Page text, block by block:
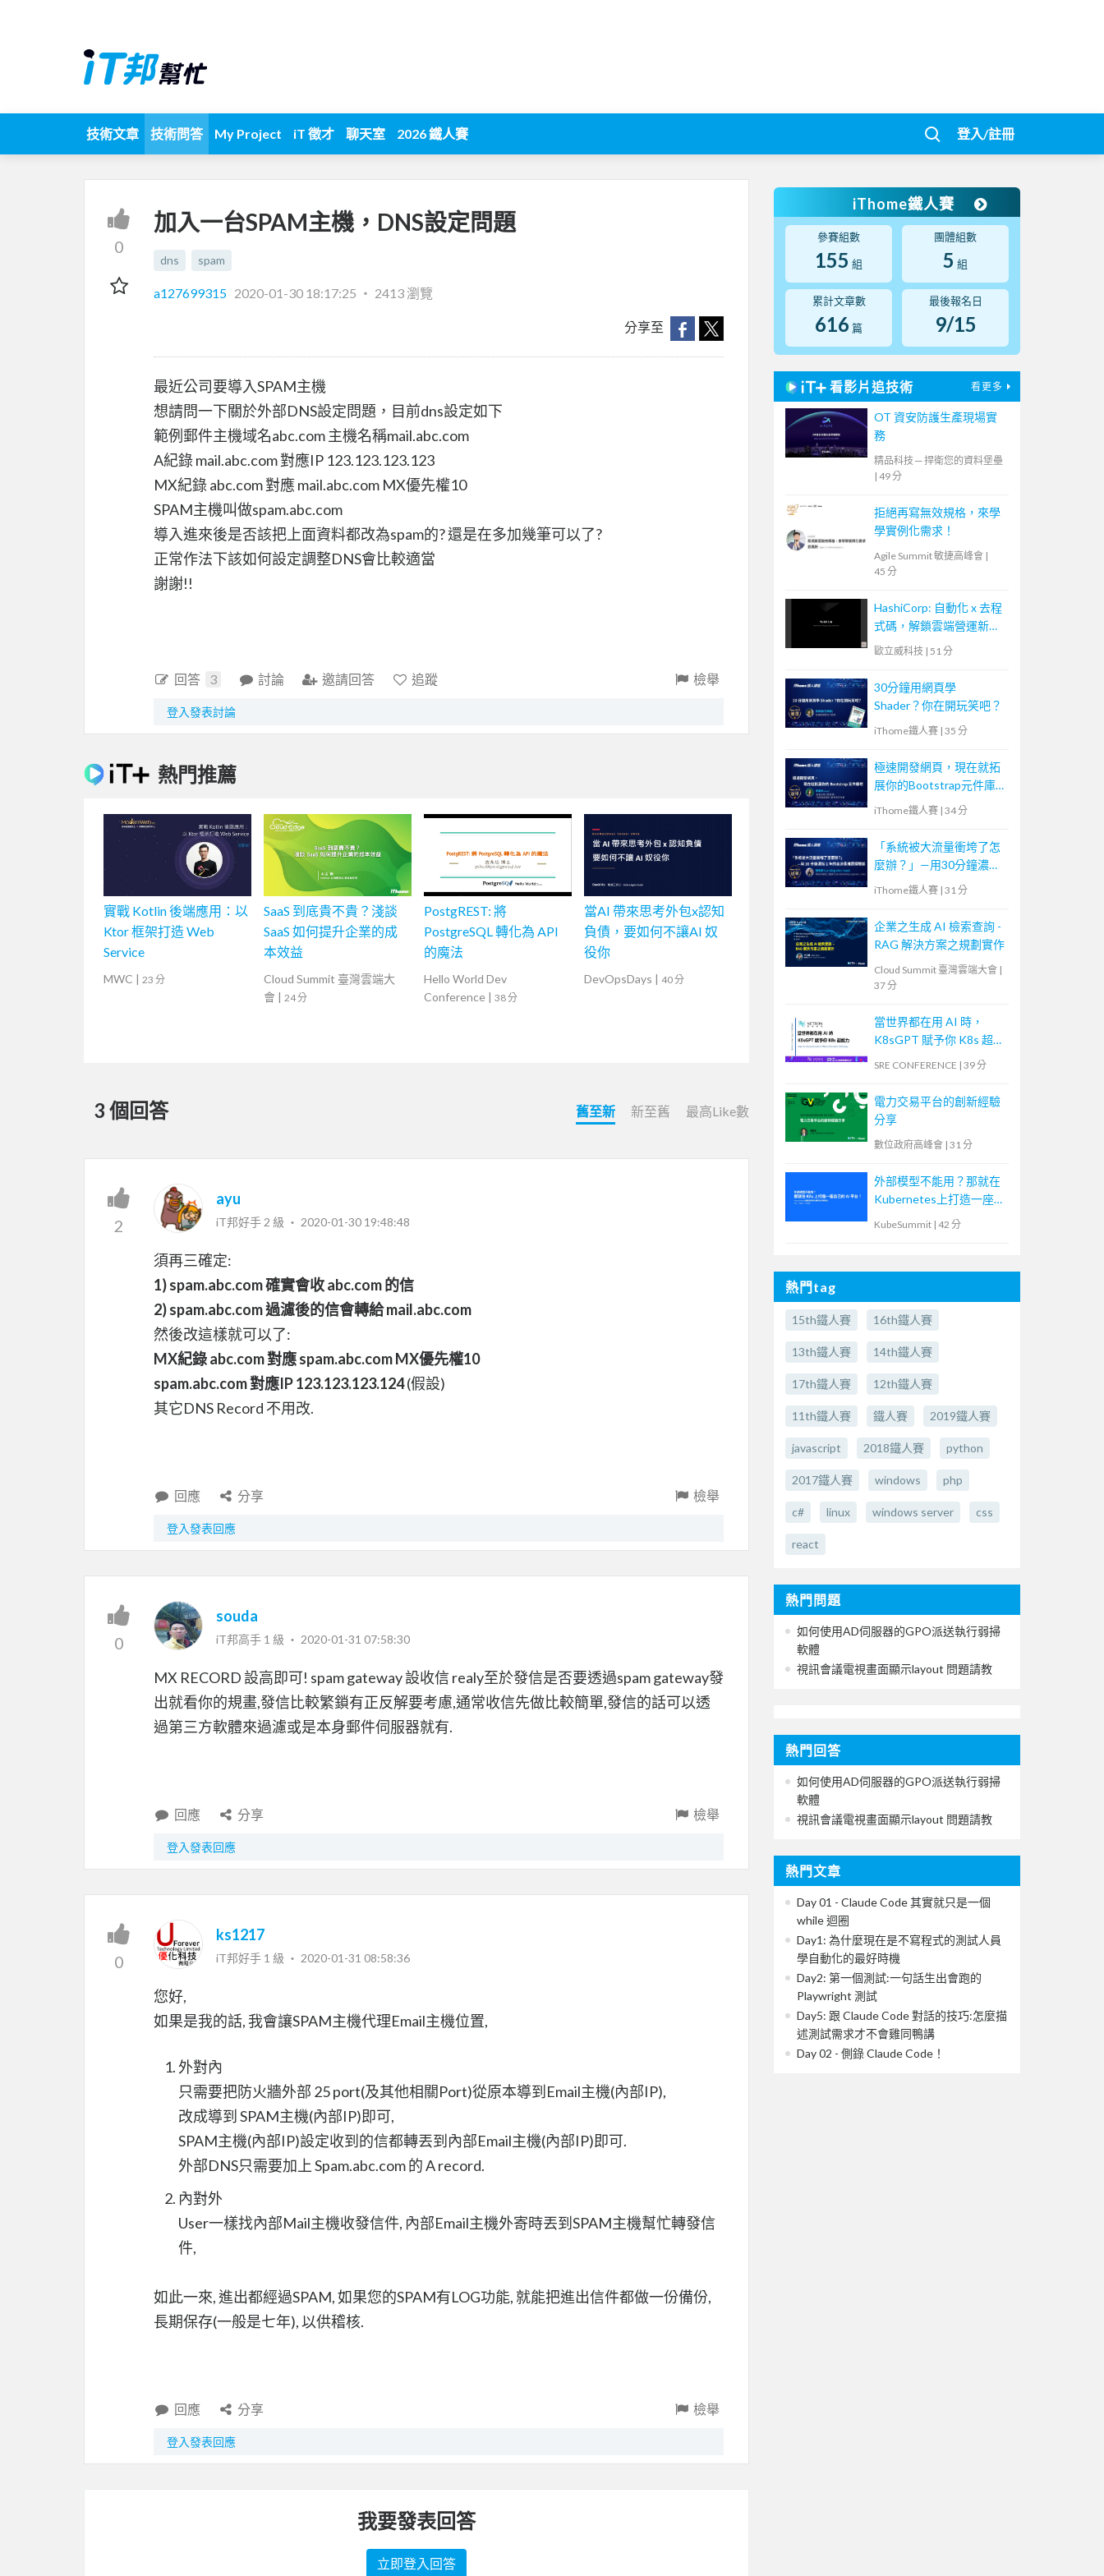
技術文章 技術問答 My Project iT 徵才 聊天室 2026 鐵人賽 登入/註冊
0
加入一台SPAM主機，DNS設定問題
dns spam
a127699315 2020-01-30 18:17:25 ‧ 2413 瀏覽
分享至
最近公司要導入SPAM主機
想請問一下關於外部DNS設定問題，目前dns設定如下
範例郵件主機域名abc.com 主機名稱mail.abc.com
A紀錄 mail.abc.com 對應IP 123.123.123.123
MX紀錄 abc.com 對應 mail.abc.com MX優先權10
SPAM主機叫做spam.abc.com
導入進來後是否該把上面資料都改為spam的? 還是在多加幾筆可以了?
正常作法下該如何設定調整DNS會比較適當
謝謝!!
回答 3 討論 邀請回答 追蹤 檢舉
登入發表討論
熱門推薦
實戰 Kotlin 後端應用：以
Ktor 框架打造 Web
Service
MWC | 23 分
SaaS 到底貴不貴？淺談
SaaS 如何提升企業的成
本效益
Cloud Summit 臺灣雲端大
會 | 24 分
PostgREST: 將
PostgreSQL 轉化為 API
的魔法
Hello World Dev
Conference | 38 分
當AI 帶來思考外包x認知
負債，要如何不讓AI 奴
役你
DevOpsDays | 40 分
3 個回答 舊至新 新至舊 最高Like數
2
ayu
iT邦好手 2 級 ‧ 2020-01-30 19:48:48
須再三確定:
1) spam.abc.com 確實會收 abc.com 的信
2) spam.abc.com 過濾後的信會轉給 mail.abc.com
然後改這樣就可以了:
MX紀錄 abc.com 對應 spam.abc.com MX優先權10
spam.abc.com 對應IP 123.123.123.124(假設)
其它DNS Record 不用改.
回應 分享 檢舉
登入發表回應
0
souda
iT邦高手 1 級 ‧ 2020-01-31 07:58:30
MX RECORD 設高即可! spam gateway 設收信 realy至於發信是否要透過spam gateway發
出就看你的規畫,發信比較繁鎖有正反解要考慮,通常收信先做比較簡單,發信的話可以透
過第三方軟體來過濾或是本身郵件伺服器就有.
回應 分享 檢舉
登入發表回應
0
ks1217
iT邦好手 1 級 ‧ 2020-01-31 08:58:36
您好,
如果是我的話, 我會讓SPAM主機代理Email主機位置,
外對內
只需要把防火牆外部 25 port(及其他相關Port)從原本導到Email主機(內部IP),
改成導到 SPAM主機(內部IP)即可,
SPAM主機(內部IP)設定收到的信都轉丟到內部Email主機(內部IP)即可.
外部DNS只需要加上 Spam.abc.com 的 A record.
內對外
User一樣找內部Mail主機收發信件, 內部Email主機外寄時丟到SPAM主機幫忙轉發信
件,
如此一來, 進出都經過SPAM, 如果您的SPAM有LOG功能, 就能把進出信件都做一份備份,
長期保存(一般是七年), 以供稽核.
回應 分享 檢舉
登入發表回應
我要發表回答
立即登入回答
iThome鐵人賽
參賽組數
155 組
團體組數
5 組
累計文章數
616 篇
最後報名日
9/15
看影片追技術 看更多
OT 資安防護生產現場實
務
精品科技 ─ 捍衛您的資料堡壘
| 49 分
拒絕再寫無效規格，來學
學實例化需求！
Agile Summit 敏捷高峰會 |
45 分
HashiCorp: 自動化 x 去程
式碼，解鎖雲端營運新模
式
歐立威科技 | 51 分
30分鐘用網頁學
Shader？你在開玩笑吧？
iThome鐵人賽 | 35 分
極速開發網頁，現在就拓
展你的Bootstrap元件庫
iThome鐵人賽 | 34 分
「系統被大流量衝垮了怎
麼辦？」—用30分鐘濃縮
1年的高流量維運經驗談
iThome鐵人賽 | 31 分
企業之生成 AI 檢索查詢 -
RAG 解決方案之規劃實作
Cloud Summit 臺灣雲端大會 |
37 分
當世界都在用 AI 時，
K8sGPT 賦予你 K8s 超能
SRE CONFERENCE | 39 分
電力交易平台的創新經驗
分享
數位政府高峰會 | 31 分
外部模型不能用？那就在
Kubernetes上打造一座自
KubeSummit | 42 分
熱門tag
15th鐵人賽 16th鐵人賽
13th鐵人賽 14th鐵人賽
17th鐵人賽 12th鐵人賽
11th鐵人賽 鐵人賽 2019鐵人賽
javascript 2018鐵人賽 python
2017鐵人賽 windows php
c# linux windows server css
react
熱門問題
如何使用AD伺服器的GPO派送執行弱掃
軟體
視訊會議電視畫面顯示layout 問題請教
熱門回答
如何使用AD伺服器的GPO派送執行弱掃
軟體
視訊會議電視畫面顯示layout 問題請教
熱門文章
Day 01 - Claude Code 其實就只是一個
while 迴圈
Day1: 為什麼現在是不寫程式的測試人員
學自動化的最好時機
Day2: 第一個測試:一句話生出會跑的
Playwright 測試
Day5: 跟 Claude Code 對話的技巧:怎麼描
述測試需求才不會雞同鴨講
Day 02 - 側錄 Claude Code！